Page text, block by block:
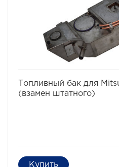
Топливный бак для
(взамен штатного)